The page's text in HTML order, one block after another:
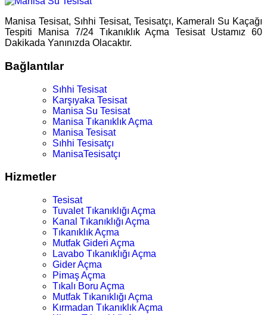
Manisa Tesisat, Sıhhi Tesisat, Tesisatçı, Kameralı Su Kaçağı
Tespiti Manisa 7/24 Tıkanıklık Açma Tesisat Ustamız 60
Dakikada Yanınızda Olacaktır.
Bağlantılar
Sıhhi Tesisat
Karşıyaka Tesisat
Manisa Su Tesisat
Manisa Tıkanıklık Açma
Manisa Tesisat
Sıhhi Tesisatçı
ManisaTesisatçı
Hizmetler
Tesisat
Tuvalet Tıkanıklığı Açma
Kanal Tıkanıklığı Açma
Tıkanıklık Açma
Mutfak Gideri Açma
Lavabo Tıkanıklığı Açma
Gider Açma
Pimaş Açma
Tıkalı Boru Açma
Mutfak Tıkanıklığı Açma
Kırmadan Tıkanıklık Açma